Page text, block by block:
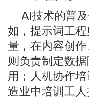
AI技术的普
如，提示词工
量，在内容创
则负责制定数
用；人机协作
造业中培训工人